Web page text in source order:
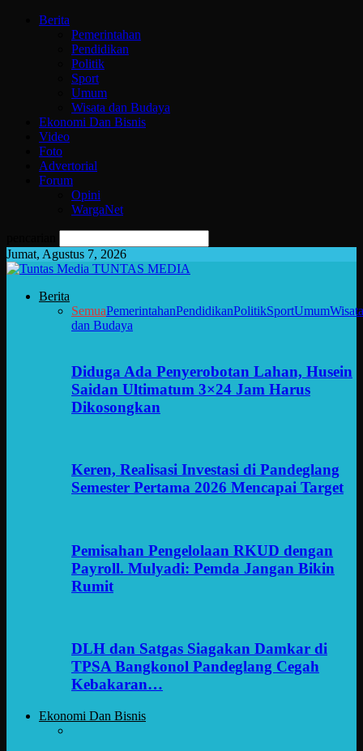
Berita
Pemerintahan
Pendidikan
Politik
Sport
Umum
Wisata dan Budaya
Ekonomi Dan Bisnis
Video
Foto
Advertorial
Forum
Opini
WargaNet
Jumat, Agustus 7, 2026
TUNTAS MEDIA
Berita
SemuaPemerintahanPendidikanPolitikSportUmumWisata
dan Budaya
Diduga Ada Penyerobotan Lahan, Husein
Saidan Ultimatum 3×24 Jam Harus
Dikosongkan
Keren, Realisasi Investasi di Pandeglang
Semester Pertama 2026 Mencapai Target
Pemisahan Pengelolaan RKUD dengan
Payroll. Mulyadi: Pemda Jangan Bikin
Rumit
DLH dan Satgas Siagakan Damkar di
TPSA Bangkonol Pandeglang Cegah
Kebakaran…
Ekonomi Dan Bisnis